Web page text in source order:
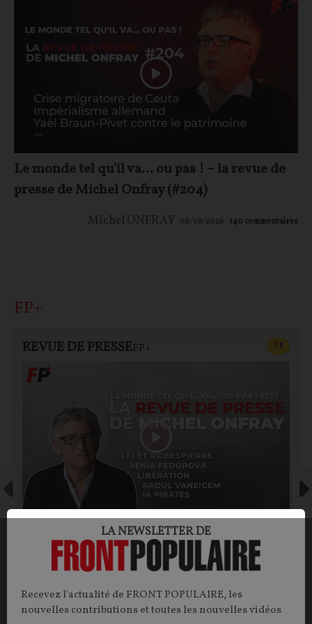
Le monde tel qu'il va… ou pas ! – la revue de
presse de Michel Onfray (#204)
Michel ONFRAY 08/08/2026 140 commentaires
FP+
REVUE DE PRESSEFP+ FP
Le monde tel qu'il va… ou pas ! – la revue
de presse de Michel Onfray (#203)
Michel ONFRAY 01/08/2026 83commentaires
LA NEWSLETTER DE
Recevez l'actualité de FRONT POPULAIRE, les
nouvelles contributions et toutes les nouvelles vidéos